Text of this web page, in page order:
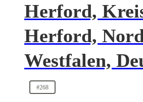
Herford,
Herford,
Westfalen,
#268